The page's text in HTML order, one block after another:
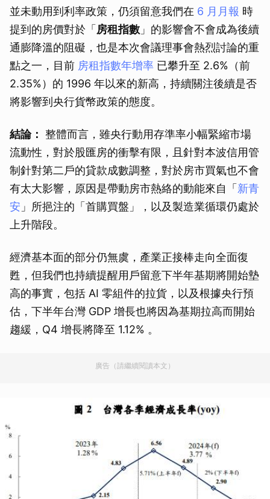
並未動用到利率政策，仍須留意我們在 6 月月報 時
提到的房價對於「房租指數 」的影響會不會成為後續
通膨降溫的阻礙，也是本次會議理事會熱烈討論的重
點之一，目前 房租指數年增率 已攀升至 2.6%（前
2.35%）的 1996 年以來的新高，持續關注後續是否
將影響到央行貨幣政策的態度。
結論： 整體而言，雖央行動用存準率小幅緊縮市場
流動性，對於股匯房的衝擊有限，且針對本波信用管
制針對第二戶的貸款成數調整，對於房市買氣也不會
有太大影響，原因是帶動房市熱絡的動能來自「新青
安 」所挹注的「首購買盤」，以及製造業循環仍處於
上升階段。
經濟基本面的部分仍無虞，產業正接棒走向全面復
甦，但我們也持續提醒用戶留意下半年基期將開始墊
高的事實，包括 AI 零組件的拉貨，以及根據央行預
估，下半年台灣 GDP 增長也將因為基期拉高而開始
趨緩，Q4 增長將降至 1.12% 。
廣告（請繼續閱讀本文）